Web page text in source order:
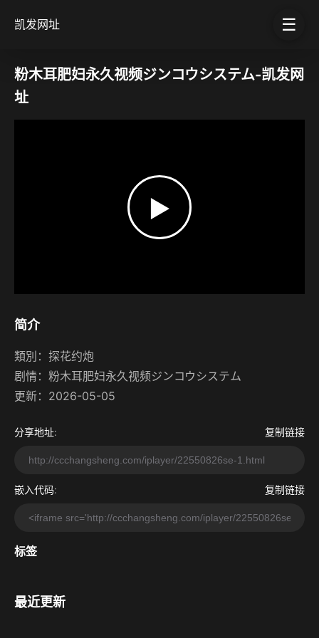
凯发网址 ☰
粉木耳肥妇永久视频ジンコウシステム-凯发网
址
▶
简介
類別： 探花约炮
剧情： 粉木耳肥妇永久视频ジンコウシステム
更新：2026-05-05
分享地址: 复制链接
嵌入代码: 复制链接
标签
最近更新